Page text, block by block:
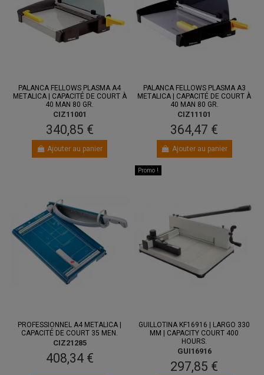
PALANCA FELLOWS PLASMA A4
METALICA | CAPACITÉ DE COURT À
40 MAN 80 GR.
CIZ11001
340,85 €
Ajouter au panier
PALANCA FELLOWS PLASMA A3
METALICA | CAPACITÉ DE COURT À
40 MAN 80 GR.
CIZ11101
364,47 €
Ajouter au panier
PROFESSIONNEL A4 METALICA |
CAPACITÉ DE COURT 35 MEN.
CIZ21285
408,34 €
Promo !
GUILLOTINA KF16916 | LARGO 330
MM | CAPACITY COURT 400
HOURS.
GUI16916
297,85 €